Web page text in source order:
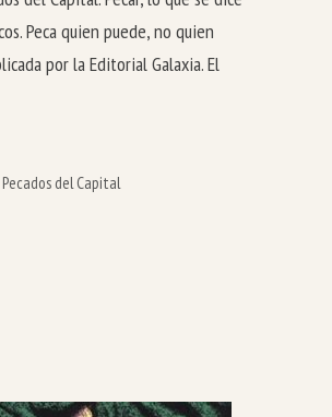
Peca quien puede, no quien
por la Editorial Galaxia. El
Pecados del Capital